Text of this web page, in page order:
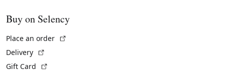
Buy on Selency
Place an order
Delivery
Gift Card